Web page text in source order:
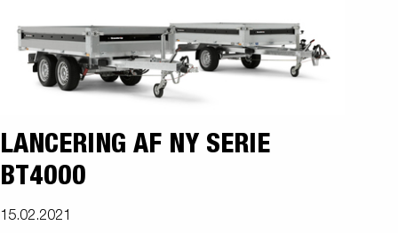
LANCERING AF NY SERIE
BT4000
15.02.2021